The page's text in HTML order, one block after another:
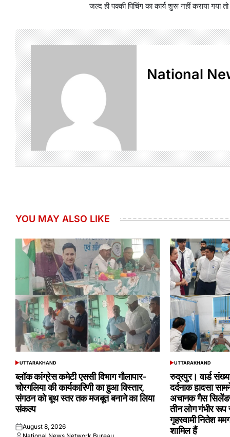
जल्द ही पक्की पिचिंग का कार्य शुरू नहीं कराया
National
YOU MAY ALSO LIKE
POSTED
UTTARAKHAND
ब्लॉक कांग्रेस कमेटी एससी विभाग गौलापार-
चोरगलिया की कार्यकारिणी का हुआ विस्तार,
संगठन को बूथ स्तर तक मजबूत बनाने का लिया
संकल्प
Posted
August 8, 2026
POSTED
UTTARAKHAND
रुद्रपुर। वार्ड
दर्दनाक हादसा
अचानक गैस
तीन लोग गंभीर
गृहस्वामी नितेश
शामिल हैं